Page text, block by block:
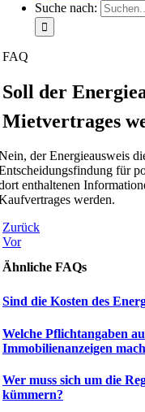
Suche nach:
FAQ
Soll der
Mietvertrages
der Energieausweis
für
enthaltenen
werden.
Zurück
Vor
Ähnliche FAQs
Sind die Kosten des
Welche Pflichtangaben
Immobilienanzeigen
Wer muss sich um die
kümmern?